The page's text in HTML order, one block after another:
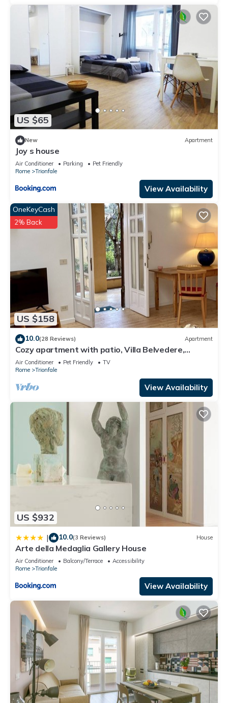
US $65
New Apartment
Joy s house
Air Conditioner Parking
Pet Friendly
Rome
Trionfale
View Availability
US $158
OneKeyCash
2% Back
10.0(28 Reviews) Apartment
Cozy apartment with patio, Villa Belvedere,
Vatican, wi-fi
Air Conditioner Pet Friendly
TV
Rome
Trionfale
View Availability
US $932
| 10.0(3 Reviews) House
Arte della Medaglia Gallery House
Air Conditioner Balcony/Terrace
Accessibility
Rome
Trionfale
View Availability